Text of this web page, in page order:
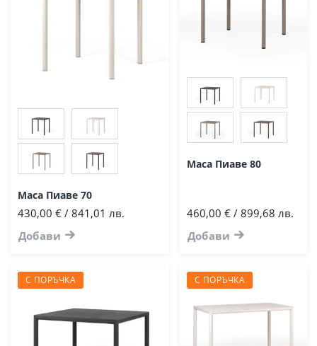
Маса Пиаве 70
430,00 € / 841,01 лв.
Добави
Маса Пиаве 80
460,00 € / 899,68 лв.
Добави
С ПОРЪЧКА С ПОРЪЧКА